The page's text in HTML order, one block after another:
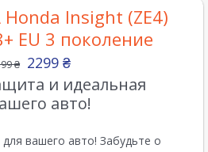
Honda Insight (ZE4)
EU 3 поколение
₴ 2299 ₴
и идеальная
авто!
для вашего авто! Забудьте о